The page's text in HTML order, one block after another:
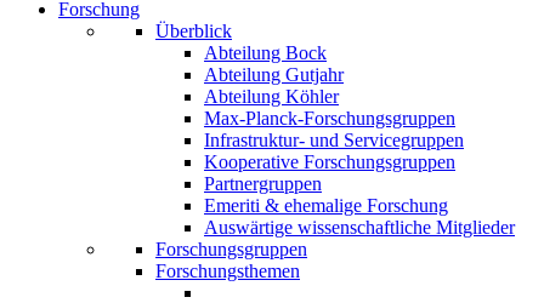
Forschung
Überblick
Abteilung Bock
Abteilung Gutjahr
Abteilung Köhler
Max-Planck-Forschungsgruppen
Infrastruktur- und Servicegruppen
Kooperative Forschungsgruppen
Partnergruppen
Emeriti & ehemalige Forschung
Auswärtige wissenschaftliche Mitglieder
Forschungsgruppen
Forschungsthemen